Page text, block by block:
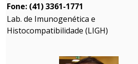
Fone: (41) 3361-1771
Lab. de Imunogenética e
Histocompatibilidade (LIGH)